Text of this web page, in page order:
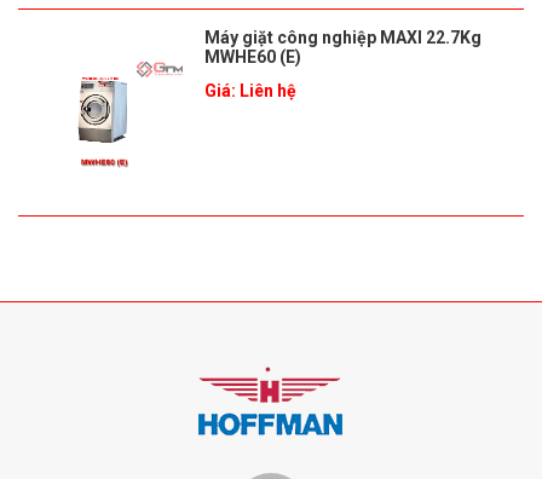
Máy giặt công nghiệp MAXI 22.7Kg
MWHE60 (E)
Giá: Liên hệ